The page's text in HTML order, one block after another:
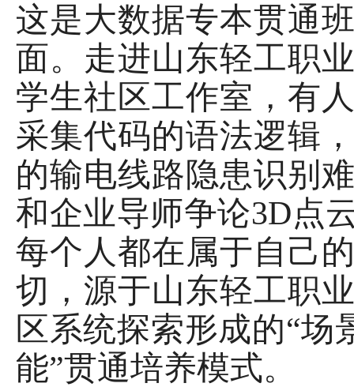
这是大数据专本贯通
面。走进山东轻工职
学生社区工作室，有
采集代码的语法逻辑
的输电线路隐患识别
和企业导师争论3D点
每个人都在属于自己
切，源于山东轻工职
区系统探索形成的“场
能”贯通培养模式。